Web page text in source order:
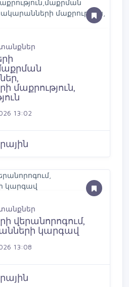
մաքրություն,
13:02
վերանորոգում,
կարգավ
13:08